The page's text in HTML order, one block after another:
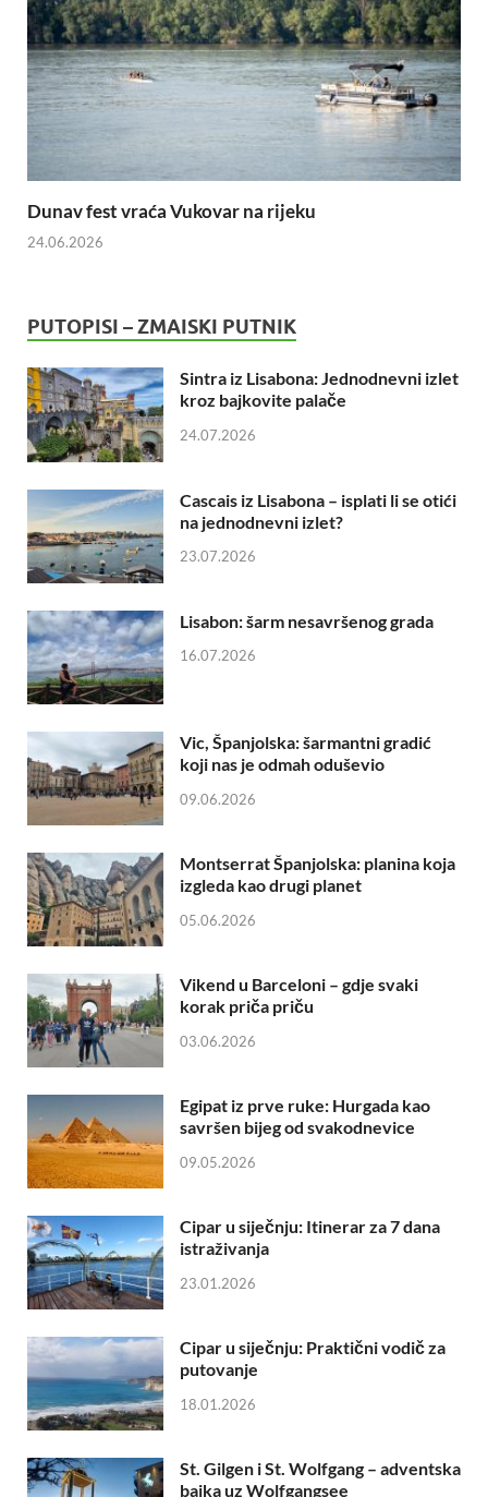
Dunav fest vraća Vukovar na rijeku
24.06.2026
PUTOPISI – ZMAISKI PUTNIK
Sintra iz Lisabona: Jednodnevni izlet
kroz bajkovite palače
24.07.2026
Cascais iz Lisabona – isplati li se otići
na jednodnevni izlet?
23.07.2026
Lisabon: šarm nesavršenog grada
16.07.2026
Vic, Španjolska: šarmantni gradić
koji nas je odmah oduševio
09.06.2026
Montserrat Španjolska: planina koja
izgleda kao drugi planet
05.06.2026
Vikend u Barceloni – gdje svaki
korak priča priču
03.06.2026
Egipat iz prve ruke: Hurgada kao
savršen bijeg od svakodnevice
09.05.2026
Cipar u siječnju: Itinerar za 7 dana
istraživanja
23.01.2026
Cipar u siječnju: Praktični vodič za
putovanje
18.01.2026
St. Gilgen i St. Wolfgang – adventska
bajka uz Wolfgangsee